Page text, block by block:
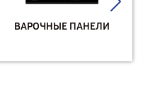
ВАРОЧНЫЕ ПАНЕЛИ